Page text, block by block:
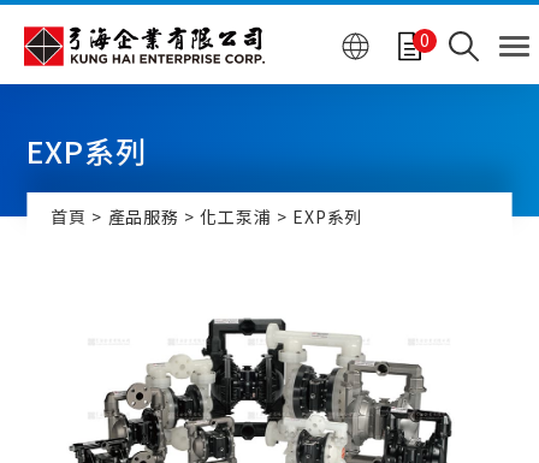
0
EXP系列
首頁 產品服務 化工泵浦 EXP系列